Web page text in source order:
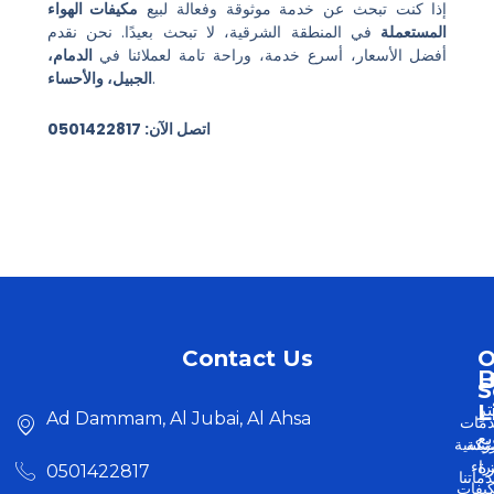
إذا كنت تبحث عن خدمة موثوقة وفعالة لبيع مكيفات الهواء
المستعملة في المنطقة الشرقية، لا تبحث بعيدًا. نحن نقدم
أفضل الأسعار، أسرع خدمة، وراحة تامة لعملائنا فيالدمام،
الجبيل، والأحساء.
اتصل الآن: 0501422817
Contact Us
Ad Dammam, Al Jubai, Al Ahsa
0501422817